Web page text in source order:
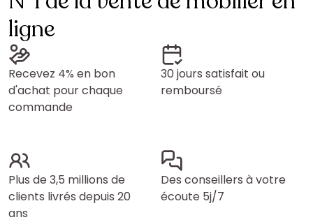
ligne
Recevez 4% en bon
d'achat pour chaque
commande
30 jours satisfait ou
remboursé
Plus de 3,5 millions de
clients livrés depuis 20
ans
Des conseillers à votre
écoute 5j/7